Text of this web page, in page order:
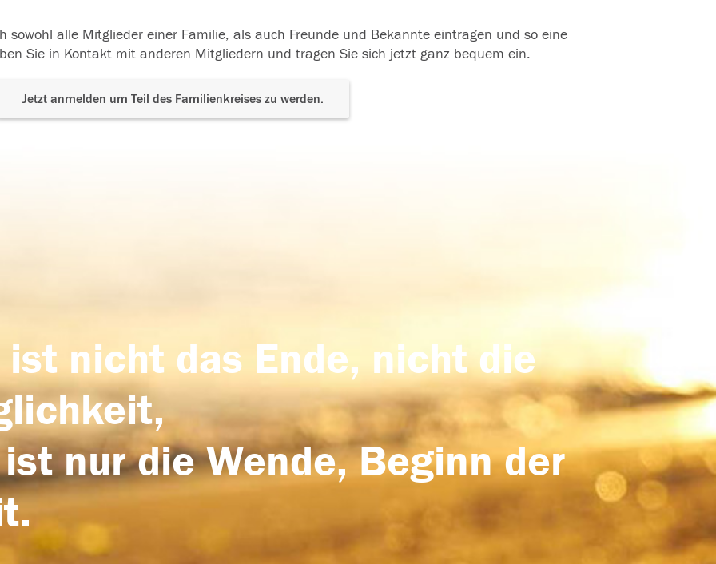
sowohl alle Mitglieder einer Familie, als auch Freunde und Bekannte eintragen und so eine
Sie in Kontakt mit anderen Mitgliedern und tragen Sie sich jetzt ganz bequem ein.
Jetzt anmelden um Teil des Familienkreises zu werden.
ist nicht das Ende, nicht die
nur die Wende, Beginn der